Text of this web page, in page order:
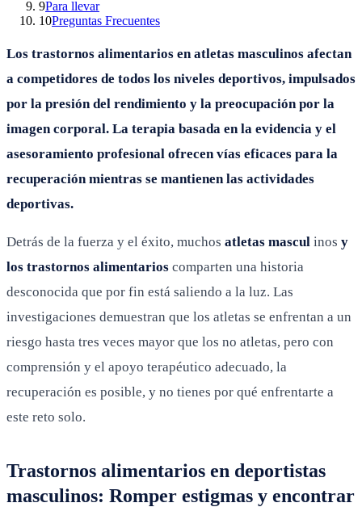
9Para llevar
10Preguntas Frecuentes
Los trastornos alimentarios en atletas masculinos afectan
a competidores de todos los niveles deportivos, impulsados
por la presión del rendimiento y la preocupación por la
imagen corporal. La terapia basada en la evidencia y el
asesoramiento profesional ofrecen vías eficaces para la
recuperación mientras se mantienen las actividades
deportivas.
Detrás de la fuerza y el éxito, muchos atletas mascul inos y
los trastornos alimentarios comparten una historia
desconocida que por fin está saliendo a la luz. Las
investigaciones demuestran que los atletas se enfrentan a un
riesgo hasta tres veces mayor que los no atletas, pero con
comprensión y el apoyo terapéutico adecuado, la
recuperación es posible, y no tienes por qué enfrentarte a
este reto solo.
Trastornos alimentarios en deportistas
masculinos: Romper estigmas y encontrar